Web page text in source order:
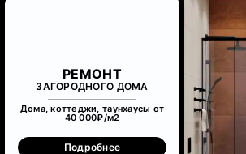
РЕМОНТ
ЗАГОРОДНОГО ДОМА
Дома, коттеджи, таунхаусы от
40 000₽/м2
Подробнее